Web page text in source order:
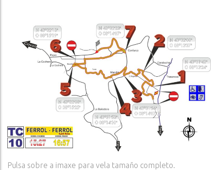
Pulsa sobre a imaxe para vela tamaño completo.